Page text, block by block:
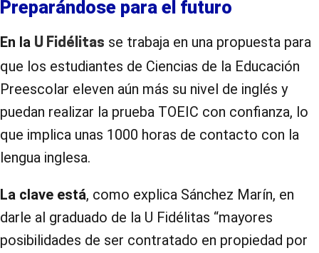
Preparándose para el futuro
En la U Fidélitas se trabaja en una propuesta para
que los estudiantes de Ciencias de la Educación
Preescolar eleven aún más su nivel de inglés y
puedan realizar la prueba TOEIC con confianza, lo
que implica unas 1000 horas de contacto con la
lengua inglesa.
La clave está, como explica Sánchez Marín, en
darle al graduado de la U Fidélitas “mayores
posibilidades de ser contratado en propiedad por